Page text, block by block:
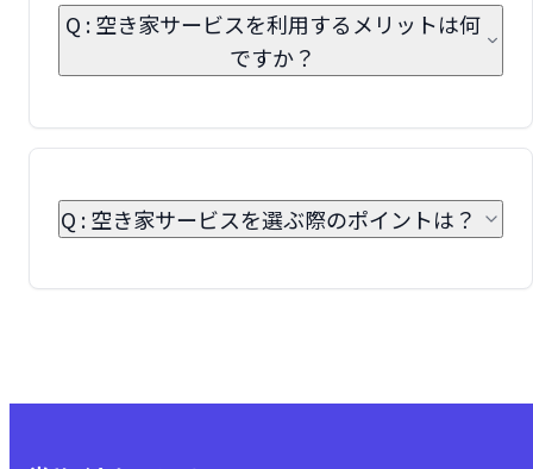
Q : 空き家サービスを利用するメリットは何
ですか？
Q : 空き家サービスを選ぶ際のポイントは？